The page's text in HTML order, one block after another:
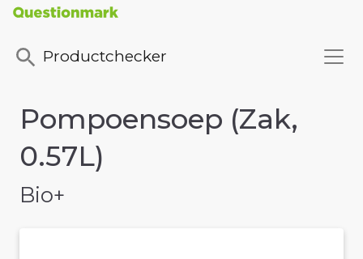
Productchecker
Pompoensoep (Zak,
0.57L)
Bio+